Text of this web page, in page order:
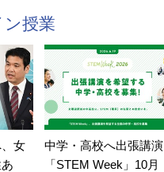
授業
女
中学・高校へ出張講演
「STEM Week」10月